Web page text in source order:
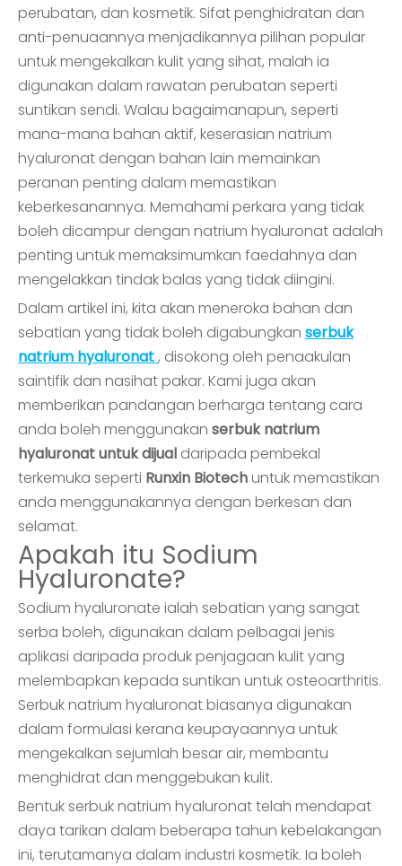
perubatan, dan kosmetik. Sifat penghidratan dan
anti-penuaannya menjadikannya pilihan popular
untuk mengekalkan kulit yang sihat, malah ia
digunakan dalam rawatan perubatan seperti
suntikan sendi. Walau bagaimanapun, seperti
mana-mana bahan aktif, keserasian natrium
hyaluronat dengan bahan lain memainkan
peranan penting dalam memastikan
keberkesanannya. Memahami perkara yang tidak
boleh dicampur dengan natrium hyaluronat adalah
penting untuk memaksimumkan faedahnya dan
mengelakkan tindak balas yang tidak diingini.
Dalam artikel ini, kita akan meneroka bahan dan
sebatian yang tidak boleh digabungkan serbuk
natrium hyaluronat, disokong oleh penaakulan
saintifik dan nasihat pakar. Kami juga akan
memberikan pandangan berharga tentang cara
anda boleh menggunakan serbuk natrium
hyaluronat untuk dijual daripada pembekal
terkemuka seperti Runxin Biotechuntuk memastikan
anda menggunakannya dengan berkesan dan
selamat.
Apakah itu Sodium
Hyaluronate?
Sodium hyaluronate ialah sebatian yang sangat
serba boleh, digunakan dalam pelbagai jenis
aplikasi daripada produk penjagaan kulit yang
melembapkan kepada suntikan untuk osteoarthritis.
Serbuk natrium hyaluronat biasanya digunakan
dalam formulasi kerana keupayaannya untuk
mengekalkan sejumlah besar air, membantu
menghidrat dan menggebukan kulit.
Bentuk serbuk natrium hyaluronat telah mendapat
daya tarikan dalam beberapa tahun kebelakangan
ini, terutamanya dalam industri kosmetik. Ia boleh